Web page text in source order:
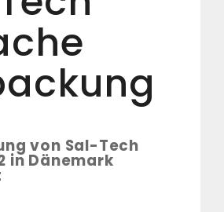
von Sal-Tech
in Dänemark